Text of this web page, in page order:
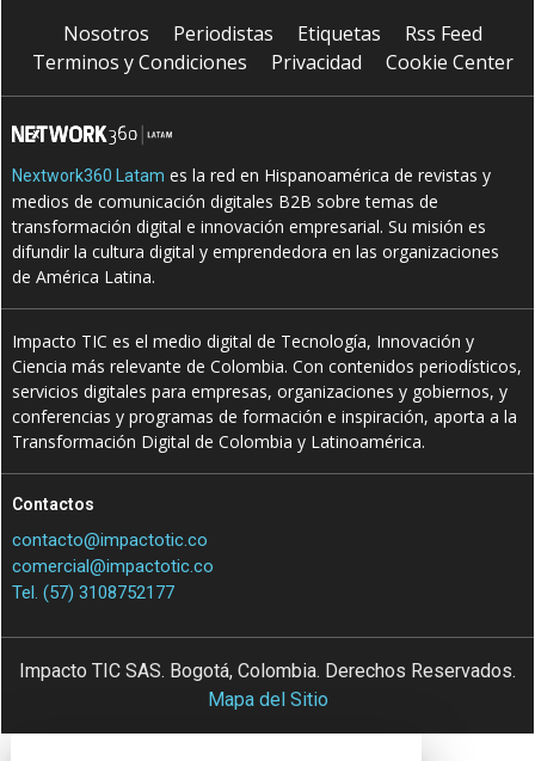
Nosotros Periodistas Etiquetas
Rss Feed
Terminos y Condiciones
Privacidad Cookie Center
Nextwork360 Latam es la red en Hispanoamérica de revistas y
medios de comunicación digitales B2B sobre temas de
transformación digital e innovación empresarial. Su misión es
difundir la cultura digital y emprendedora en las organizaciones
de América Latina.
Impacto TIC es el medio digital de Tecnología, Innovación y
Ciencia más relevante de Colombia. Con contenidos periodísticos,
servicios digitales para empresas, organizaciones y gobiernos, y
conferencias y programas de formación e inspiración, aporta a la
Transformación Digital de Colombia y Latinoamérica.
Contactos
contacto@impactotic.co
comercial@impactotic.co
Tel. (57) 3108752177
Impacto TIC SAS. Bogotá, Colombia. Derechos Reservados.
Mapa del Sitio